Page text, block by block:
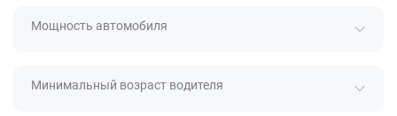
Мощность автомобиля
Минимальный возраст водителя